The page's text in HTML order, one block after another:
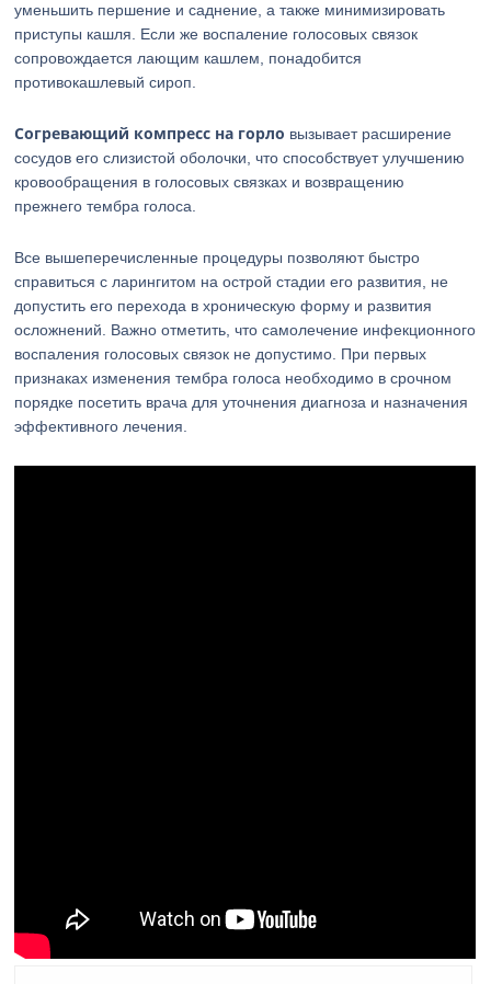
уменьшить першение и саднение, а также минимизировать
приступы кашля. Если же воспаление голосовых связок
сопровождается лающим кашлем, понадобится
противокашлевый сироп.
Согревающий компресс на горло вызывает расширение
сосудов его слизистой оболочки, что способствует улучшению
кровообращения в голосовых связках и возвращению
прежнего тембра голоса.
Все вышеперечисленные процедуры позволяют быстро
справиться с ларингитом на острой стадии его развития, не
допустить его перехода в хроническую форму и развития
осложнений. Важно отметить, что самолечение инфекционного
воспаления голосовых связок не допустимо. При первых
признаках изменения тембра голоса необходимо в срочном
порядке посетить врача для уточнения диагноза и назначения
эффективного лечения.